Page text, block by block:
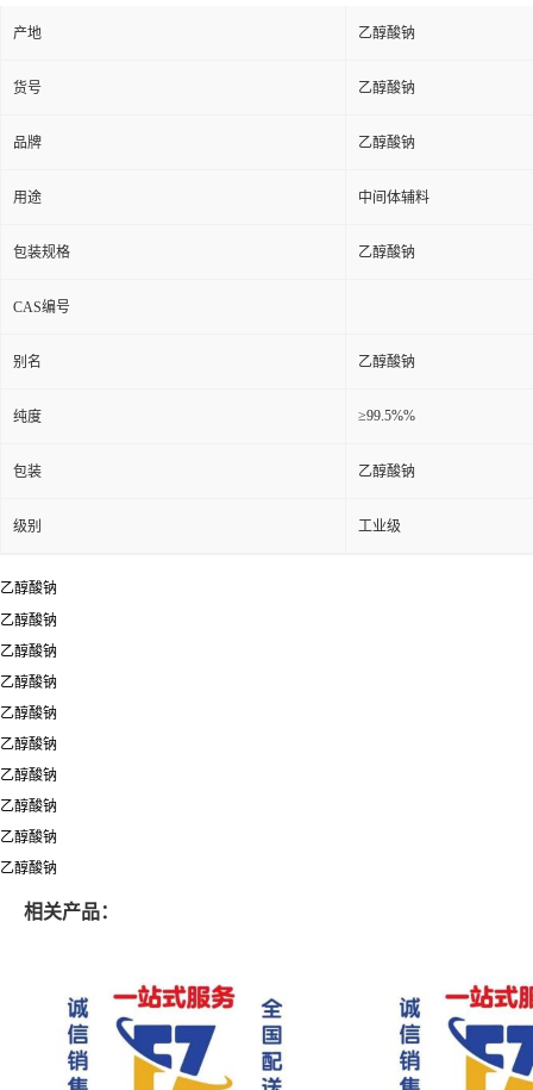
产地 乙醇酸钠
货号 乙醇酸钠
品牌 乙醇酸钠
用途 中间体辅料
包装规格 乙醇酸钠
CAS编号
别名 乙醇酸钠
纯度 ≥99.5%%
包装 乙醇酸钠
级别 工业级
乙醇酸钠
乙醇酸钠
乙醇酸钠
乙醇酸钠
乙醇酸钠
乙醇酸钠
乙醇酸钠
乙醇酸钠
乙醇酸钠
乙醇酸钠
相关产品：